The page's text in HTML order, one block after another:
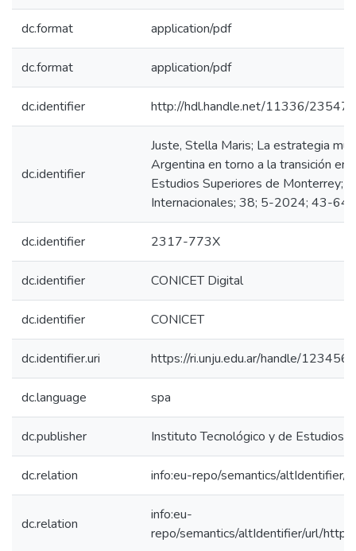
dc.format application/pdf
dc.format application/pdf
dc.identifier http://hdl.handle.net/11336/235471
dc.identifier
Juste, Stella Maris; La estrategia
Argentina en torno a la transición
Estudios Superiores de Monterrey;
Internacionales; 38; 5-2024; 43-64
dc.identifier 2317-773X
dc.identifier CONICET Digital
dc.identifier CONICET
dc.identifier.uri https://ri.unju.edu.ar/handle/
dc.language spa
dc.publisher Instituto Tecnológico y de Estudios
dc.relation info:eu-repo/semantics/altIdentifier/
dc.relation
info:eu-
repo/semantics/altIdentifier/url/